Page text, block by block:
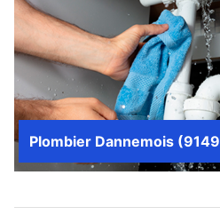
Plombier Dannemois